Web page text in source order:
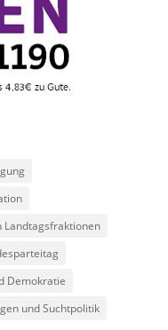
Landtagsfraktionen
Demokratie
und Suchtpolitik